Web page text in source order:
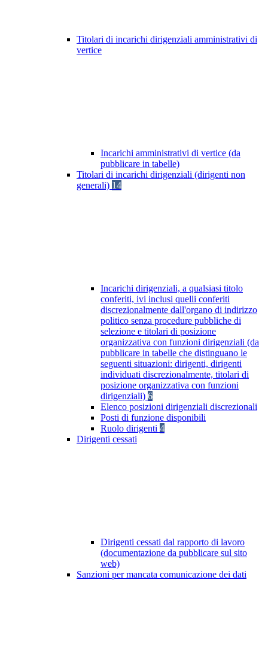
Titolari di incarichi dirigenziali amministrativi di
vertice
Incarichi amministrativi di vertice (da
pubblicare in tabelle)
Titolari di incarichi dirigenziali (dirigenti non
generali) 14
Incarichi dirigenziali, a qualsiasi titolo
conferiti, ivi inclusi quelli conferiti
discrezionalmente dall'organo di indirizzo
politico senza procedure pubbliche di
selezione e titolari di posizione
organizzativa con funzioni dirigenziali (da
pubblicare in tabelle che distinguano le
seguenti situazioni: dirigenti, dirigenti
individuati discrezionalmente, titolari di
posizione organizzativa con funzioni
dirigenziali) 6
Elenco posizioni dirigenziali discrezionali
Posti di funzione disponibili
Ruolo dirigenti 4
Dirigenti cessati
Dirigenti cessati dal rapporto di lavoro
(documentazione da pubblicare sul sito
web)
Sanzioni per mancata comunicazione dei dati